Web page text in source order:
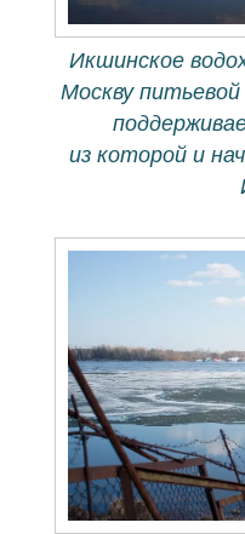
Икшинское
Москву
из которой и